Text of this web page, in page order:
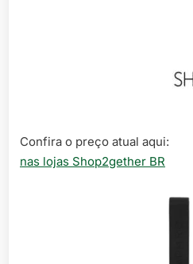
Confira o preço atual aqui:
nas lojas Shop2gether BR